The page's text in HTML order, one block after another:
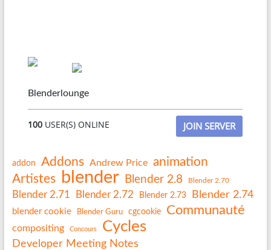
Blenderlounge
100 USER(S) ONLINE JOIN SERVER
addon Addons Andrew Price animation
Artistes
blender Blender 2.8 Blender 2.70
Blender 2.71 Blender 2.72 Blender 2.73 Blender 2.74
blender cookie Blender Guru cgcookie Communauté
compositing Concours Cycles
Developer Meeting Notes